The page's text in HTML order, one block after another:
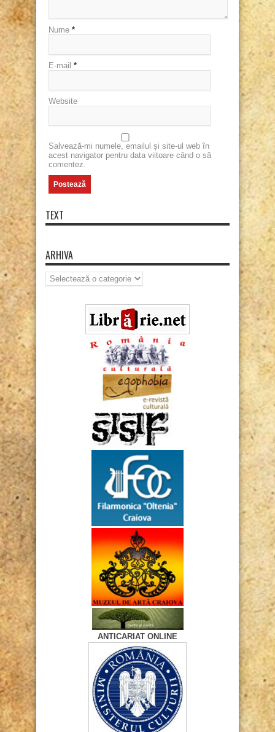
Nume *
E-mail *
Website
Salvează-mi numele, emailul și site-ul web în
acest navigator pentru data viitoare când o să
comentez.
TEXT
ARHIVA
Arhiva
ANTICARIAT ONLINE